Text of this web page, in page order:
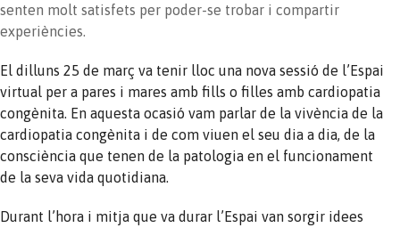
senten molt satisfets per poder-se trobar i compartir
experiències.
El dilluns 25 de març va tenir lloc una nova sessió de l’Espai
virtual per a pares i mares amb fills o filles amb cardiopatia
congènita. En aquesta ocasió vam parlar de la vivència de la
cardiopatia congènita i de com viuen el seu dia a dia, de la
consciència que tenen de la patologia en el funcionament
de la seva vida quotidiana.
Durant l’hora i mitja que va durar l’Espai van sorgir idees